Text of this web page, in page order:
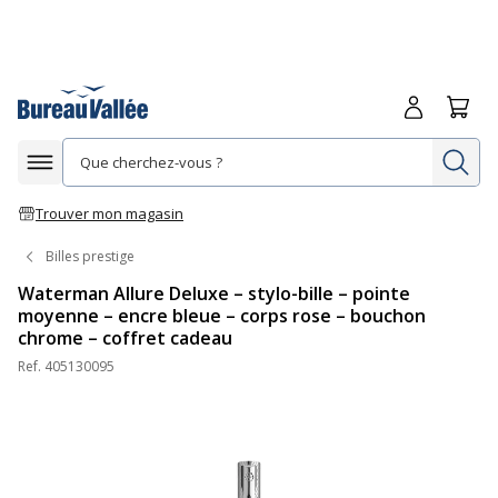
Afficher la navigation
Trouver mon magasin
Me
Billes prestige
Waterman Allure Deluxe – stylo-bille – pointe
moyenne – encre bleue – corps rose – bouchon
chrome – coffret cadeau
Ref. 405130095